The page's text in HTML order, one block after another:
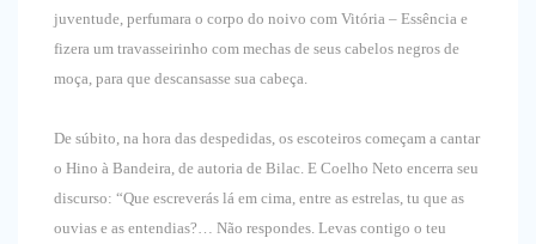
juventude, perfumara o corpo do noivo com Vitória – Essência e
fizera um travasseirinho com mechas de seus cabelos negros de
moça, para que descansasse sua cabeça.
De súbito, na hora das despedidas, os escoteiros começam a cantar
o Hino à Bandeira, de autoria de Bilac. E Coelho Neto encerra seu
discurso: “Que escreverás lá em cima, entre as estrelas, tu que as
ouvias e as entendias?… Não respondes. Levas contigo o teu